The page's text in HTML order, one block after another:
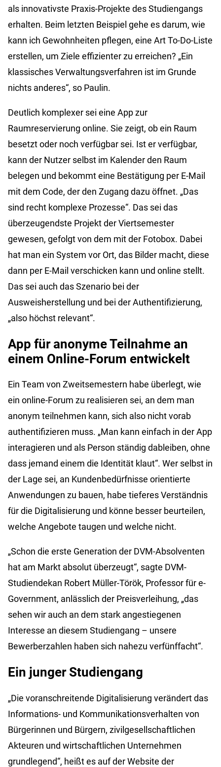
als innovativste Praxis-Projekte des Studiengangs
erhalten. Beim letzten Beispiel gehe es darum, wie
kann ich Gewohnheiten pflegen, eine Art To-Do-Liste
erstellen, um Ziele effizienter zu erreichen? „Ein
klassisches Verwaltungsverfahren ist im Grunde
nichts anderes“, so Paulin.
Deutlich komplexer sei eine App zur
Raumreservierung online. Sie zeigt, ob ein Raum
besetzt oder noch verfügbar sei. Ist er verfügbar,
kann der Nutzer selbst im Kalender den Raum
belegen und bekommt eine Bestätigung per E-Mail
mit dem Code, der den Zugang dazu öffnet. „Das
sind recht komplexe Prozesse“. Das sei das
überzeugendste Projekt der Viertsemester
gewesen, gefolgt von dem mit der Fotobox. Dabei
hat man ein System vor Ort, das Bilder macht, diese
dann per E-Mail verschicken kann und online stellt.
Das sei auch das Szenario bei der
Ausweisherstellung und bei der Authentifizierung,
„also höchst relevant“.
App für anonyme Teilnahme an
einem Online-Forum entwickelt
Ein Team von Zweitsemestern habe überlegt, wie
ein online-Forum zu realisieren sei, an dem man
anonym teilnehmen kann, sich also nicht vorab
authentifizieren muss. „Man kann einfach in der App
interagieren und als Person ständig dableiben, ohne
dass jemand einem die Identität klaut“. Wer selbst in
der Lage sei, an Kundenbedürfnisse orientierte
Anwendungen zu bauen, habe tieferes Verständnis
für die Digitalisierung und könne besser beurteilen,
welche Angebote taugen und welche nicht.
„Schon die erste Generation der DVM-Absolventen
hat am Markt absolut überzeugt“, sagte DVM-
Studiendekan Robert Müller-Török, Professor für e-
Government, anlässlich der Preisverleihung, „das
sehen wir auch an dem stark angestiegenen
Interesse an diesem Studiengang – unsere
Bewerberzahlen haben sich nahezu verfünffacht“.
Ein junger Studiengang
„Die voranschreitende Digitalisierung verändert das
Informations- und Kommunikationsverhalten von
Bürgerinnen und Bürgern, zivilgesellschaftlichen
Akteuren und wirtschaftlichen Unternehmen
grundlegend“, heißt es auf der Website der